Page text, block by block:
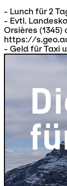
- Lunch für 2
- Evtl.
Orsières
https://
- Geld für Taxi